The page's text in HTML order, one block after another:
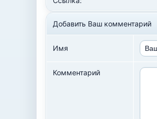
Добавить Ваш комментарий
Имя
Комментарий